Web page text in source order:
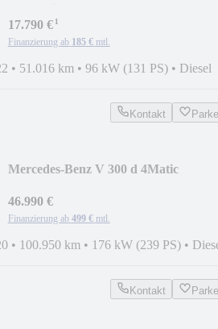
17.790 €¹
Finanzierung ab 185 € mtl.
• 51.016 km • 96 kW (131 PS) • Diesel
Kontakt
Mercedes-Benz V 300 d 4Matic
46.990 €
Finanzierung ab 499 € mtl.
• 100.950 km • 176 kW (239 PS) •
Kontakt